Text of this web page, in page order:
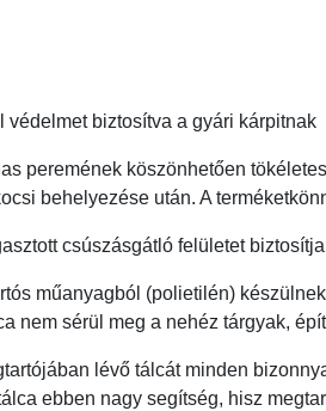
biztosítva a gyári kárpitnak
peremének köszönhetően
behelyezése után. A
csúszásgátló felületet
műanyagból (polietilén)
nem sérül meg a nehéz tárgyak,
lévő tálcát minden
ebben nagy segítség, hisz